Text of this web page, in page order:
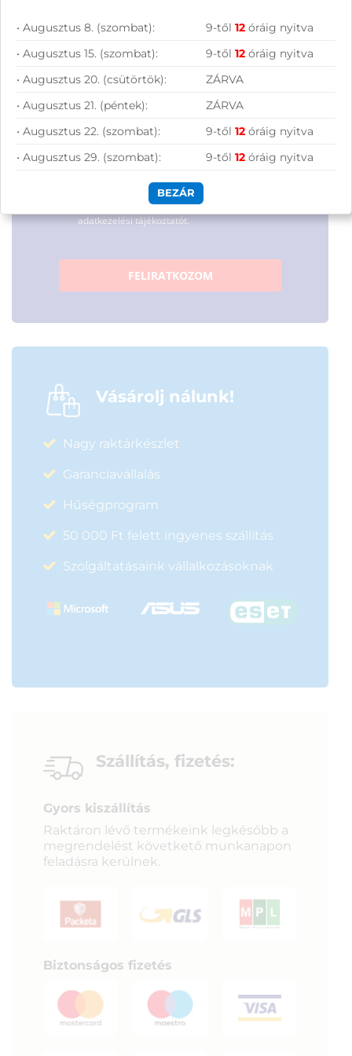
maximumot a tech-világ
Hírlevelünkről bármikor leiratkozhatsz.
ÁSZF-ben található
adatkezelési tájékoztatót.
FELIRATKOZOM
Vásárolj nálunk!
Nagy raktárkészlet
Garanciavállalás
Hűségprogram
50 000 Ft felett ingyenes szállítás
Szolgáltatásaink vállalkozásoknak
Szállítás, fizetés:
Gyors kiszállítás
Raktáron lévő termékeink legkésőbb a
megrendelést követkető munkanapon
feladásra kerülnek.
Biztonságos fizetés
• Augusztus 8. (szombat): 9-től12 óráig nyitva
• Augusztus 15. (szombat):
9-től12 óráig nyitva
• Augusztus 20. (csütörtök):
ZÁRVA
• Augusztus 21. (péntek):
ZÁRVA
• Augusztus 22. (szombat):
9-től12 óráig nyitva
• Augusztus 29. (szombat):
9-től12 óráig nyitva
BEZÁR